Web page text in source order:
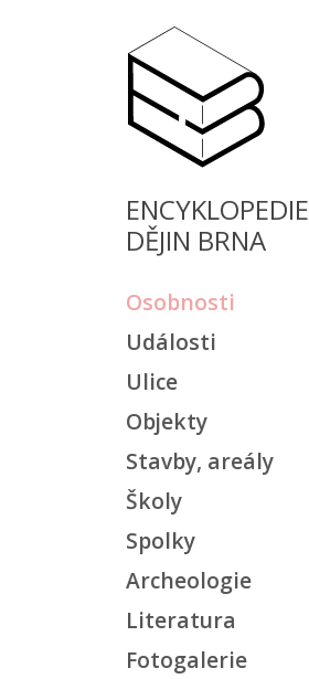
ENCYKLOPEDIE
DĚJIN BRNA
Osobnosti
Události
Ulice
Objekty
Stavby, areály
Školy
Spolky
Archeologie
Literatura
Fotogalerie